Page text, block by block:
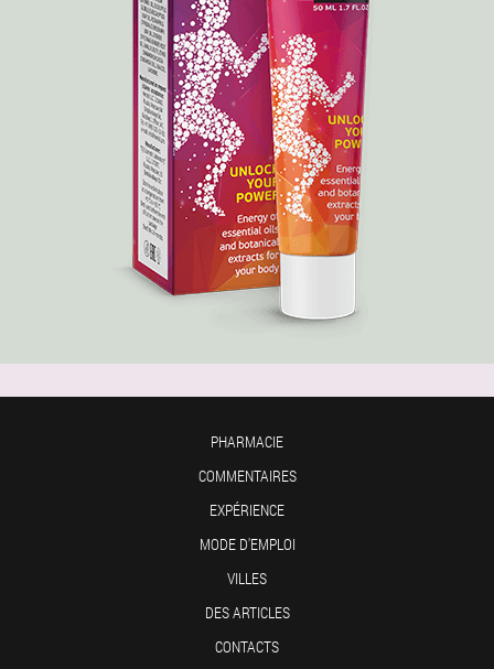
PHARMACIE
COMMENTAIRES
EXPÉRIENCE
MODE D'EMPLOI
VILLES
DES ARTICLES
CONTACTS